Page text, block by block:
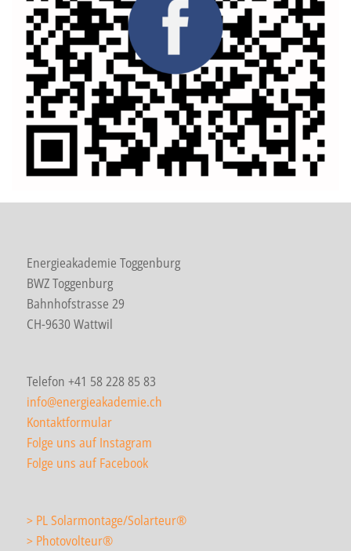
Energieakademie Toggenburg
BWZ Toggenburg
Bahnhofstrasse 29
CH-9630 Wattwil
Telefon +41 58 228 85 83
info@energieakademie.ch
Kontaktformular
Folge uns auf Instagram
Folge uns auf Facebook
> PL Solarmontage/Solarteur®
> Photovolteur®